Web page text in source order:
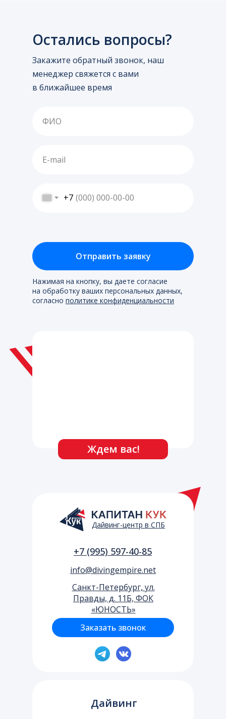
Нажимая на кнопку, вы даете согласие
на обработку ваших персональных данных,
согласно политике конфиденциальности
Закажите обратный звонок, наш
менеджер свяжется с вами
в ближайшее время
Остались вопросы?
Ждем вас!
+7
Отправить заявку
Cанкт-Петербург, ул.
Правды, д. 11Б, ФОК
«ЮНОСТЬ»
Дайвинг-центр в СПБ
info@divingempire.net
+7 (995) 597-40-85
Заказать звонок
Дайвинг